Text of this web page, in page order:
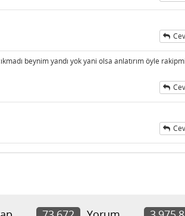
beynim yandı yok yani olsa anlatırım öyle